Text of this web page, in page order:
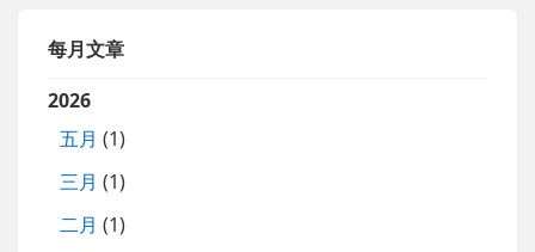
每月文章
2026
五月 (1)
三月 (1)
二月 (1)